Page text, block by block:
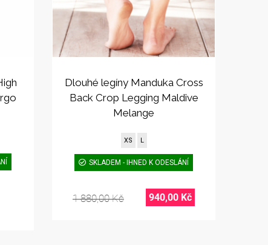
Dlouhé legíny Manduka Cross
Back Crop Legging Maldive
Melange
XS L
SKLADEM - IHNED K ODESLÁNÍ
1 880,00 Kč 940,00 Kč